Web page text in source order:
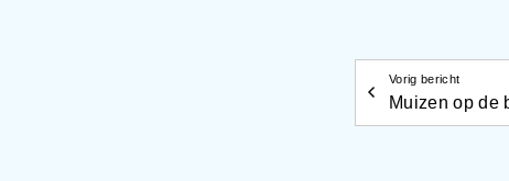
Vorig bericht
Muizen op de